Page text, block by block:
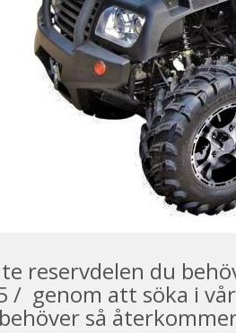
reservdelen du
/ genom att söka i
behöver så